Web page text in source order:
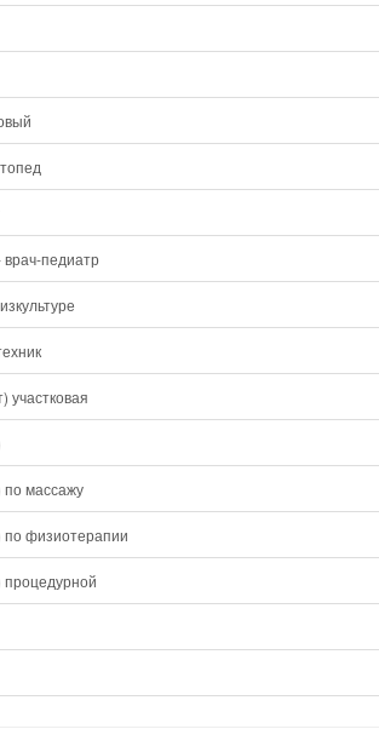
педиатр
участковая
массажу
физиотерапии